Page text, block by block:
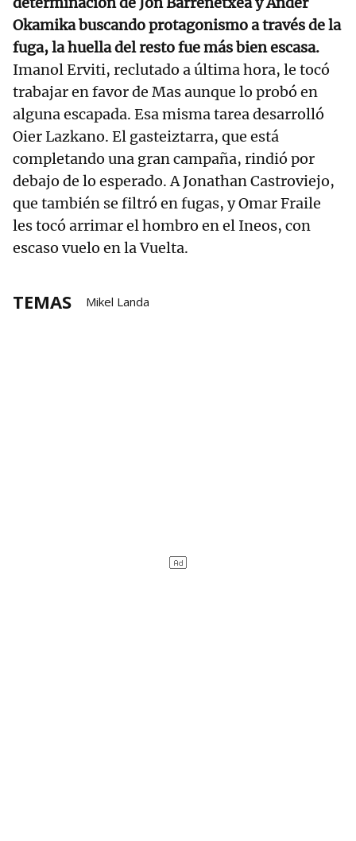
Okamika buscando protagonismo a través de la
fuga, la huella del resto fue más bien escasa.
Imanol Erviti, reclutado a última hora, le tocó
trabajar en favor de Mas aunque lo probó en
alguna escapada. Esa misma tarea desarrolló
Oier Lazkano. El gasteiztarra, que está
completando una gran campaña, rindió por
debajo de lo esperado. A Jonathan Castroviejo,
que también se filtró en fugas, y Omar Fraile
les tocó arrimar el hombro en el Ineos, con
escaso vuelo en la Vuelta.
TEMAS Mikel Landa